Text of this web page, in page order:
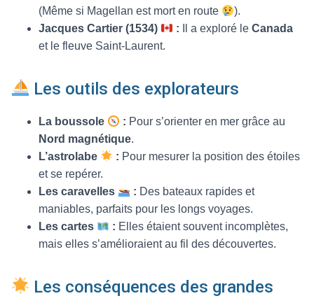
(Même si Magellan est mort en route
).
Jacques Cartier (1534)
: Il a exploré leCanada
et le fleuve Saint-Laurent.
Les outils des explorateurs
La boussole : Pour s’orienter en mer grâce au
Nord magnétique.
L’astrolabe
: Pour mesurer la position des étoiles
et se repérer.
Les caravelles
: Des bateaux rapides et
maniables, parfaits pour les longs voyages.
Les cartes
: Elles étaient souvent incomplètes,
mais elles s’amélioraient au fil des découvertes.
Les conséquences des grandes